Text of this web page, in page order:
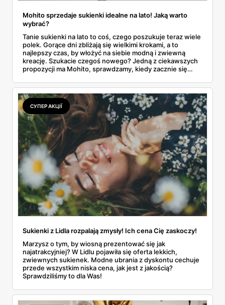
Mohito sprzedaje sukienki idealne na lato! Jaką warto
wybrać?
Tanie sukienki na lato to coś, czego poszukuje teraz wiele
polek. Gorące dni zbliżają się wielkimi krokami, a to
najlepszy czas, by włożyć na siebie modną i zwiewną
kreację. Szukacie czegoś nowego? Jedną z ciekawszych
propozycji ma Mohito, sprawdzamy, kiedy zacznie się
СУПЕР АКЦІЇ
Sukienki z Lidla rozpalają zmysły! Ich cena Cię zaskoczy!
Marzysz o tym, by wiosną prezentować się jak
najatrakcyjniej? W Lidlu pojawiła się oferta lekkich,
zwiewnych sukienek. Modne ubrania z dyskontu cechuje
przede wszystkim niska cena, jak jest z jakością?
Sprawdziliśmy to dla Was!